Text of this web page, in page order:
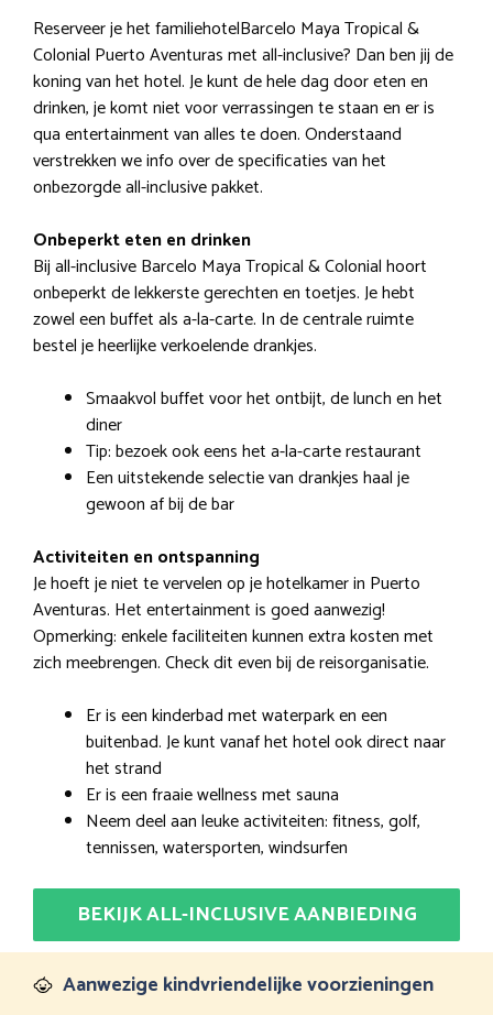
Reserveer je het familiehotelBarcelo Maya Tropical &
Colonial Puerto Aventuras met all-inclusive? Dan ben jij de
koning van het hotel. Je kunt de hele dag door eten en
drinken, je komt niet voor verrassingen te staan en er is
qua entertainment van alles te doen. Onderstaand
verstrekken we info over de specificaties van het
onbezorgde all-inclusive pakket.
Onbeperkt eten en drinken
Bij all-inclusive Barcelo Maya Tropical & Colonial hoort
onbeperkt de lekkerste gerechten en toetjes. Je hebt
zowel een buffet als a-la-carte. In de centrale ruimte
bestel je heerlijke verkoelende drankjes.
Smaakvol buffet voor het ontbijt, de lunch en het
diner
Tip: bezoek ook eens het a-la-carte restaurant
Een uitstekende selectie van drankjes haal je
gewoon af bij de bar
Activiteiten en ontspanning
Je hoeft je niet te vervelen op je hotelkamer in Puerto
Aventuras. Het entertainment is goed aanwezig!
Opmerking: enkele faciliteiten kunnen extra kosten met
zich meebrengen. Check dit even bij de reisorganisatie.
Er is een kinderbad met waterpark en een
buitenbad. Je kunt vanaf het hotel ook direct naar
het strand
Er is een fraaie wellness met sauna
Neem deel aan leuke activiteiten: fitness, golf,
tennissen, watersporten, windsurfen
BEKIJK ALL-INCLUSIVE AANBIEDING
Aanwezige kindvriendelijke voorzieningen